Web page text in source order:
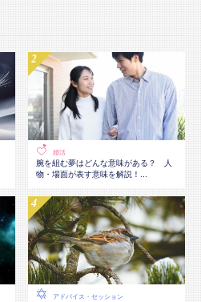
婚活
腕を組む夢はどんな意味がある？ 人
物・場面が表す意味を解説！...
アドバイス・セッション